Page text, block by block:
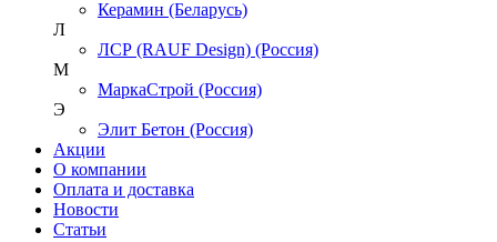
Керамин (Беларусь)
Л
ЛСР (RAUF Design) (Россия)
М
МаркаСтрой (Россия)
Э
Элит Бетон (Россия)
Акции
О компании
Оплата и доставка
Новости
Статьи